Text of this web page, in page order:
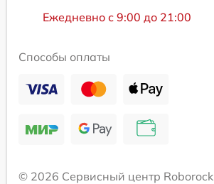
Ежедневно с 9:00 до 21:00
Способы оплаты
© 2026 Сервисный центр Roborock